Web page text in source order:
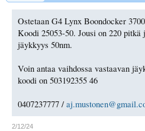
Ostetaan G4 Lynx Boondocker
Koodi 25053-50. Jousi on 220
jäykkyys 50nm.
Voin antaa vaihdossa vastaavan
koodi on 503192355 46
0407237777 /
2/12/24